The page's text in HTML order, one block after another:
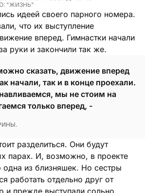
"ЖИЗНЬ"
идеей своего парного номера.
что их выступление
вперед. Гимнастки начали
руки и закончили так же.
сказать, движение вперед
начали, так и в конце проехали.
мы не стоим на
только вперед, -
разделиться. Они будут
парах. И, возможно, в проекте
одна из близняшек. Но сестры
работать отдельно друг от